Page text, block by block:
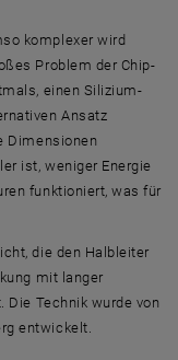
komplexer wird
Problem der Chip-
einen Silizium-
Ansatz
Dimensionen
ist, weniger Energie
funktioniert, was für
die den Halbleiter
mit langer
Die Technik wurde von
entwickelt.